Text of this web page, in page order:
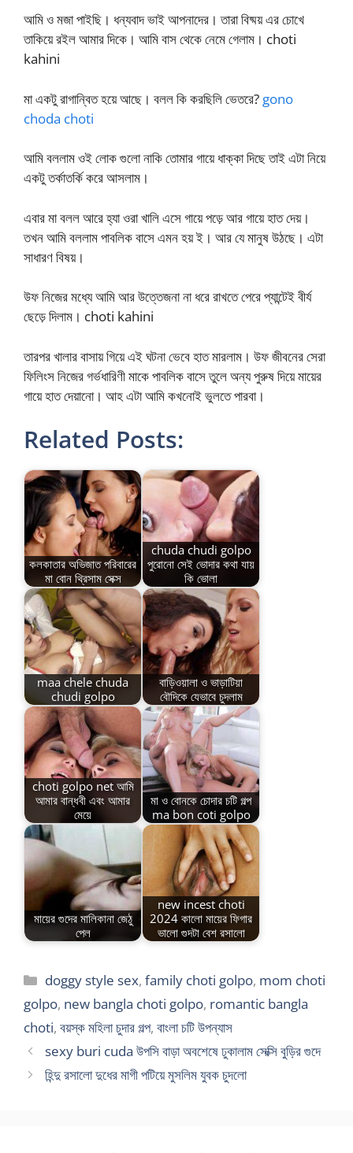
আমি ও মজা পাইছি। ধন্যবাদ ভাই আপনাদের। তারা বিষ্ময় এর চোখে
তাকিয়ে রইল আমার দিকে। আমি বাস থেকে নেমে গেলাম। choti
kahini
মা একটু রাগান্বিত হয়ে আছে। বলল কি করছিলি ভেতরে? gono
choda choti
আমি বললাম ওই লোক গুলো নাকি তোমার গায়ে ধাক্কা দিছে তাই এটা নিয়ে
একটু তর্কাতর্কি করে আসলাম।
এবার মা বলল আরে হ্যা ওরা খালি এসে গায়ে পড়ে আর গায়ে হাত দেয়।
তখন আমি বললাম পাবলিক বাসে এমন হয় ই। আর যে মানুষ উঠছে। এটা
সাধারণ বিষয়।
উফ নিজের মধ্যে আমি আর উত্তেজনা না ধরে রাখতে পেরে প্যান্টেই বীর্য
ছেড়ে দিলাম। choti kahini
তারপর খালার বাসায় গিয়ে এই ঘটনা ভেবে হাত মারলাম। উফ জীবনের সেরা
ফিলিংস নিজের গর্ভধারিণী মাকে পাবলিক বাসে তুলে অন্য পুরুষ দিয়ে মায়ের
গায়ে হাত দেয়ানো। আহ এটা আমি কখনোই ভুলতে পারবা।
Related Posts:
কলকাতার অভিজাত পরিবারের
মা বোন থ্রিসাম সেক্স
chuda chudi golpo
পুরোনো সেই ভোদার কথা যায়
কি ভোলা
maa chele chuda
chudi golpo
বাড়িওয়ালা ও ভাড়াটিয়া
বৌদিকে যেভাবে চুদলাম
choti golpo net আমি
আমার বান্ধবী এবং আমার
মেয়ে
মা ও বোনকে চোদার চটি গল্প
ma bon coti golpo
মায়ের গুদের মালিকানা জেঠু
পেল
new incest choti
2024 কালো মায়ের ফিগার
ভালো গুদটা বেশ রসালো
Categories
doggy style sex,family choti golpo, mom choti
golpo, new bangla choti golpo, romantic bangla
choti, বয়স্ক মহিলা চুদার গল্প, বাংলা চটি উপন্যাস
sexy buri cuda উপসি বাড়া অবশেষে ঢুকালাম সেক্সি বুড়ির গুদে
হিন্দু রসালো দুধের মাগী পটিয়ে মুসলিম যুবক চুদলো